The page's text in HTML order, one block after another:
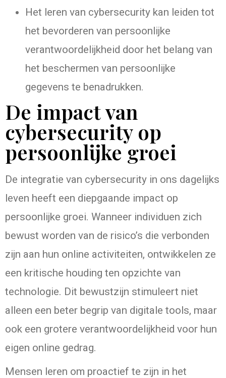
Het leren van cybersecurity kan leiden tot
het bevorderen van persoonlijke
verantwoordelijkheid door het belang van
het beschermen van persoonlijke
gegevens te benadrukken.
De impact van
cybersecurity op
persoonlijke groei
De integratie van cybersecurity in ons dagelijks
leven heeft een diepgaande impact op
persoonlijke groei. Wanneer individuen zich
bewust worden van de risico’s die verbonden
zijn aan hun online activiteiten, ontwikkelen ze
een kritische houding ten opzichte van
technologie. Dit bewustzijn stimuleert niet
alleen een beter begrip van digitale tools, maar
ook een grotere verantwoordelijkheid voor hun
eigen online gedrag.
Mensen leren om proactief te zijn in het